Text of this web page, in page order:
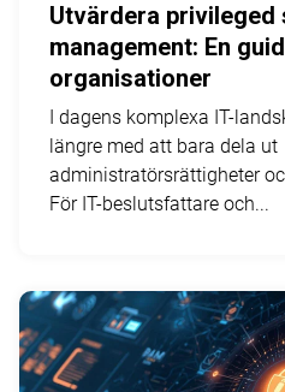
Utvärdera privileged
management: En
organisationer
I dagens komplexa IT-
längre med att bara dela ut
administratörsrättigheter
För IT-beslutsfattare och...